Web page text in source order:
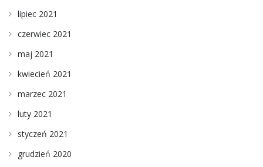
lipiec 2021
czerwiec 2021
maj 2021
kwiecień 2021
marzec 2021
luty 2021
styczeń 2021
grudzień 2020